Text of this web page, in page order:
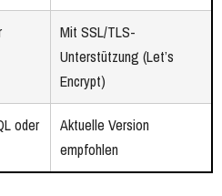
Mit SSL/TLS-
Unterstützung (Let’s
Encrypt)
oder
Aktuelle Version
empfohlen